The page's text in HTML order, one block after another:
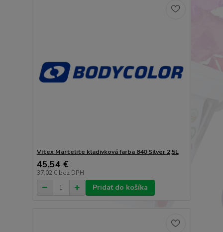
Vitex Martelite kladivková farba 840 Silver 2,5L
45,54 €
37,02 € bez DPH
Pridať do košíka